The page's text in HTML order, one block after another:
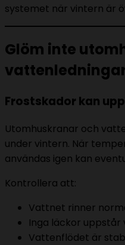
systemet när vintern är
Glöm inte
Frostskador kan
Utomhuskranar och
under vintern. När
användas igen kan
Kontrollera att:
Vattnet rinner
Inga läckor uppstår
Vattenflödet är